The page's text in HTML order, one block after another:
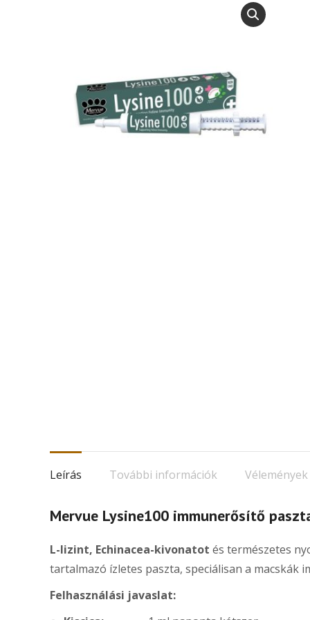
Leírás További információk Vélemények
Mervue Lysine100 immunerősítő
L-lizint, Echinacea-kivonatot és természetes
tartalmazó ízletes paszta, speciálisan a macskák
Felhasználási javaslat: